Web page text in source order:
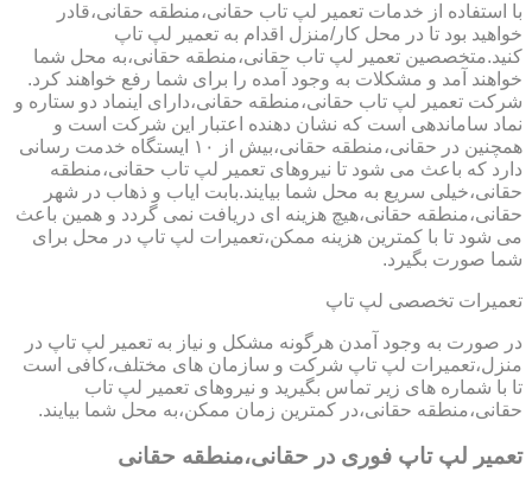
با استفاده از خدمات تعمیر لپ تاب حقانی،منطقه حقانی،قادر
خواهید بود تا در محل کار/منزل اقدام به تعمیر لپ تاپ
کنید.متخصصین تعمیر لپ تاب حقانی،منطقه حقانی،به محل شما
خواهند آمد و مشکلات به وجود آمده را برای شما رفع خواهند کرد.
شرکت تعمیر لپ تاب حقانی،منطقه حقانی،دارای اینماد دو ستاره و
نماد ساماندهی است که نشان دهنده اعتبار این شرکت است و
همچنین در حقانی،منطقه حقانی،بیش از ۱۰ ایستگاه خدمت رسانی
دارد که باعث می شود تا نیروهای تعمیر لپ تاب حقانی،منطقه
حقانی،خیلی سریع به محل شما بیایند.بابت ایاب و ذهاب در شهر
حقانی،منطقه حقانی،هیچ هزینه ای دریافت نمی گردد و همین باعث
می شود تا با کمترین هزینه ممکن،تعمیرات لپ تاپ در محل برای
شما صورت بگیرد.
تعمیرات تخصصی لپ تاپ
در صورت به وجود آمدن هرگونه مشکل و نیاز به تعمیر لپ تاپ در
منزل،تعمیرات لپ تاپ شرکت و سازمان های مختلف،کافی است
تا با شماره های زیر تماس بگیرید و نیروهای تعمیر لپ تاب
حقانی،منطقه حقانی،در کمترین زمان ممکن،به محل شما بیایند.
تعمیر لپ تاپ فوری در حقانی،منطقه حقانی